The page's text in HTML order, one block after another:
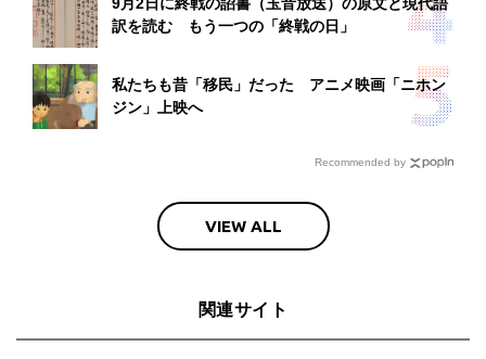
訳を読む もう一つの「終戦の日」
私たちも昔「移民」だった アニメ映画「ニホン
ジン」上映へ
Recommended by
VIEW ALL
関連サイト